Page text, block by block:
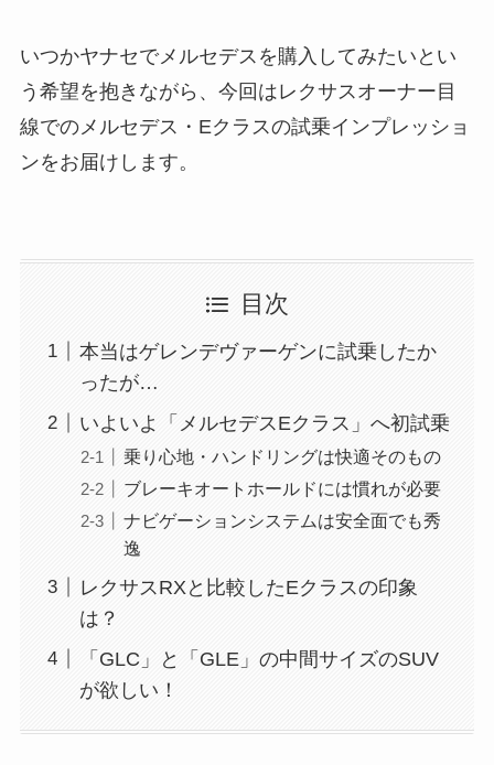
いつかヤナセでメルセデスを購入してみたいとい
う希望を抱きながら、今回はレクサスオーナー目
線でのメルセデス・Eクラスの試乗インプレッショ
ンをお届けします。
目次
本当はゲレンデヴァーゲンに試乗したか
ったが…
いよいよ「メルセデスEクラス」へ初試乗
乗り心地・ハンドリングは快適そのもの
ブレーキオートホールドには慣れが必要
ナビゲーションシステムは安全面でも秀
逸
レクサスRXと比較したEクラスの印象
は？
「GLC」と「GLE」の中間サイズのSUV
が欲しい！